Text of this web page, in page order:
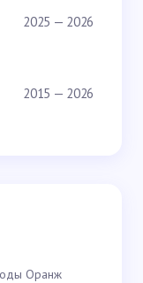
2025 — 2026
2015 — 2026
Оранж